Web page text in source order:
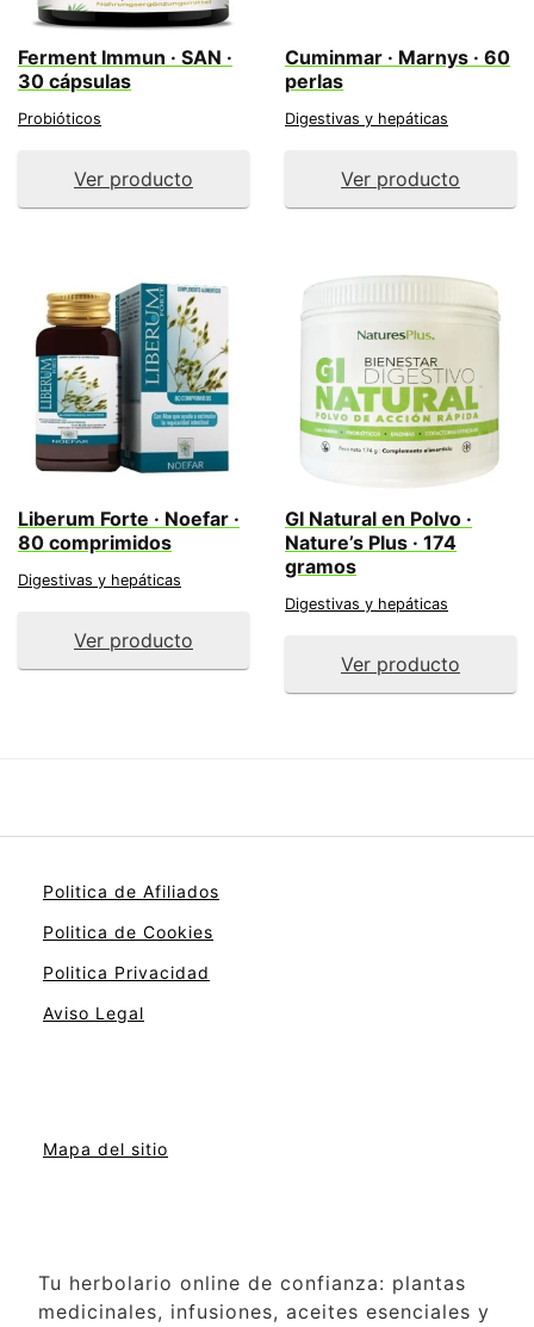
Ferment Immun · SAN ·
30 cápsulas
Probióticos
Ver producto
Cuminmar · Marnys · 60
perlas
Digestivas y hepáticas
Ver producto
Liberum Forte · Noefar ·
80 comprimidos
Digestivas y hepáticas
Ver producto
GI Natural en Polvo ·
Nature’s Plus · 174
gramos
Digestivas y hepáticas
Ver producto
Politica de Afiliados
Politica de Cookies
Politica Privacidad
Aviso Legal
Mapa del sitio
Tu herbolario online de confianza: plantas
medicinales, infusiones, aceites esenciales y